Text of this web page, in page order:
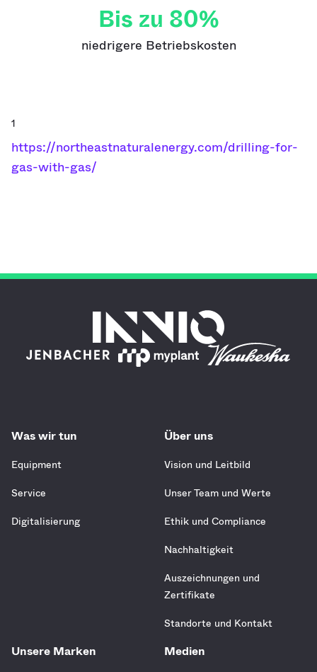
Bis zu 80%
niedrigere Betriebskosten
1
https://northeastnaturalenergy.com/drilling-for-
gas-with-gas/
Was wir tun
Equipment
Service
Digitalisierung
Über uns
Vision und Leitbild
Unser Team und Werte
Ethik und Compliance
Nachhaltigkeit
Auszeichnungen und
Zertifikate
Standorte und Kontakt
Unsere Marken Medien